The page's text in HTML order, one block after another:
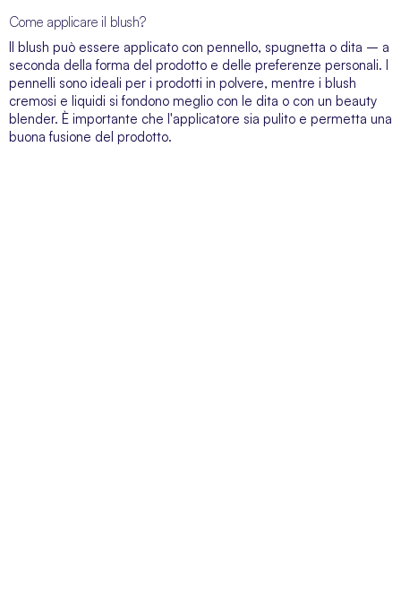
Come applicare il blush?
Il blush può essere applicato con pennello, spugnetta o dita – a
seconda della forma del prodotto e delle preferenze personali. I
pennelli sono ideali per i prodotti in polvere, mentre i blush
cremosi e liquidi si fondono meglio con le dita o con un beauty
blender. È importante che l'applicatore sia pulito e permetta una
buona fusione del prodotto.